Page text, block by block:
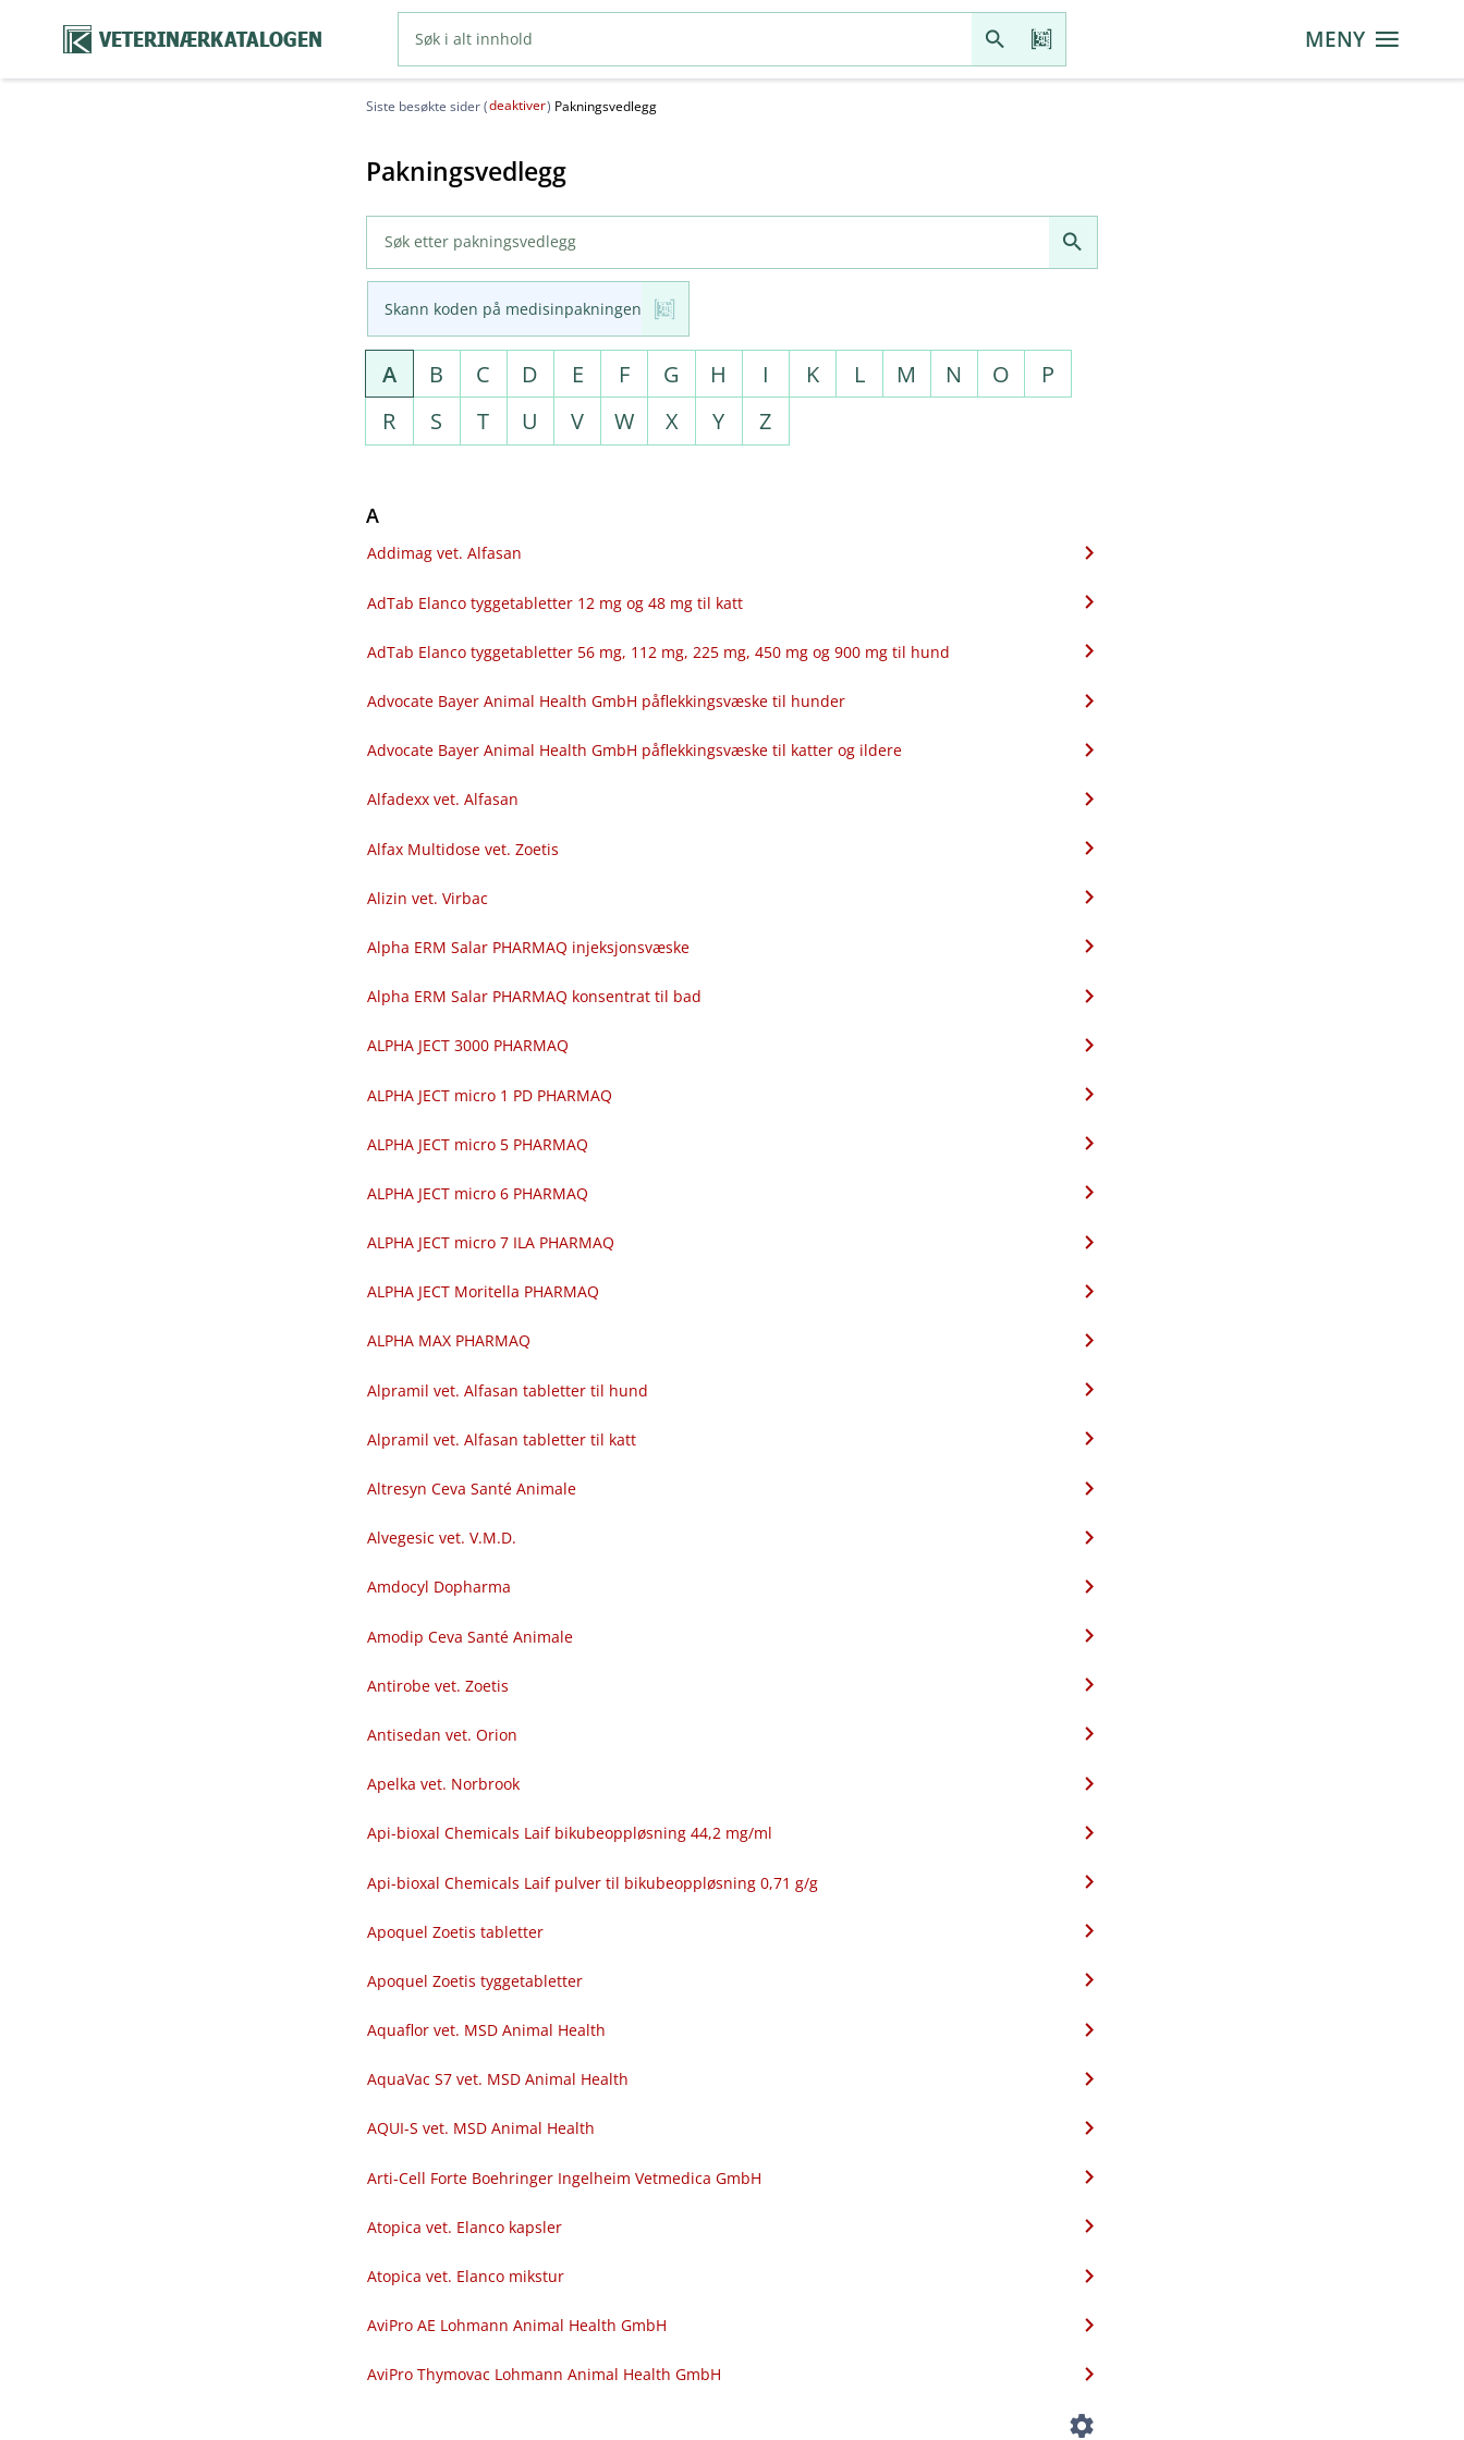
VETERINÆRKATALOGEN MENY
Siste besøkte sider (deaktiver) Pakningsvedlegg
Pakningsvedlegg
Skann koden på medisinpakningen
A B C D E F G H I K L M N O
P
R
S T U V W X Y Z
A
Addimag vet. Alfasan
AdTab Elanco tyggetabletter 12 mg og 48 mg til katt
AdTab Elanco tyggetabletter 56 mg, 112 mg, 225 mg, 450 mg og 900 mg til hund
Advocate Bayer Animal Health GmbH påflekkingsvæske til hunder
Advocate Bayer Animal Health GmbH påflekkingsvæske til katter og ildere
Alfadexx vet. Alfasan
Alfax Multidose vet. Zoetis
Alizin vet. Virbac
Alpha ERM Salar PHARMAQ injeksjonsvæske
Alpha ERM Salar PHARMAQ konsentrat til bad
ALPHA JECT 3000 PHARMAQ
ALPHA JECT micro 1 PD PHARMAQ
ALPHA JECT micro 5 PHARMAQ
ALPHA JECT micro 6 PHARMAQ
ALPHA JECT micro 7 ILA PHARMAQ
ALPHA JECT Moritella PHARMAQ
ALPHA MAX PHARMAQ
Alpramil vet. Alfasan tabletter til hund
Alpramil vet. Alfasan tabletter til katt
Altresyn Ceva Santé Animale
Alvegesic vet. V.M.D.
Amdocyl Dopharma
Amodip Ceva Santé Animale
Antirobe vet. Zoetis
Antisedan vet. Orion
Apelka vet. Norbrook
Api-bioxal Chemicals Laif bikubeoppløsning 44,2 mg/ml
Api-bioxal Chemicals Laif pulver til bikubeoppløsning 0,71 g/g
Apoquel Zoetis tabletter
Apoquel Zoetis tyggetabletter
Aquaflor vet. MSD Animal Health
AquaVac S7 vet. MSD Animal Health
AQUI-S vet. MSD Animal Health
Arti-Cell Forte Boehringer Ingelheim Vetmedica GmbH
Atopica vet. Elanco kapsler
Atopica vet. Elanco mikstur
AviPro AE Lohmann Animal Health GmbH
AviPro Thymovac Lohmann Animal Health GmbH